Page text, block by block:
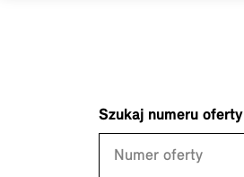
Szukaj numeru oferty